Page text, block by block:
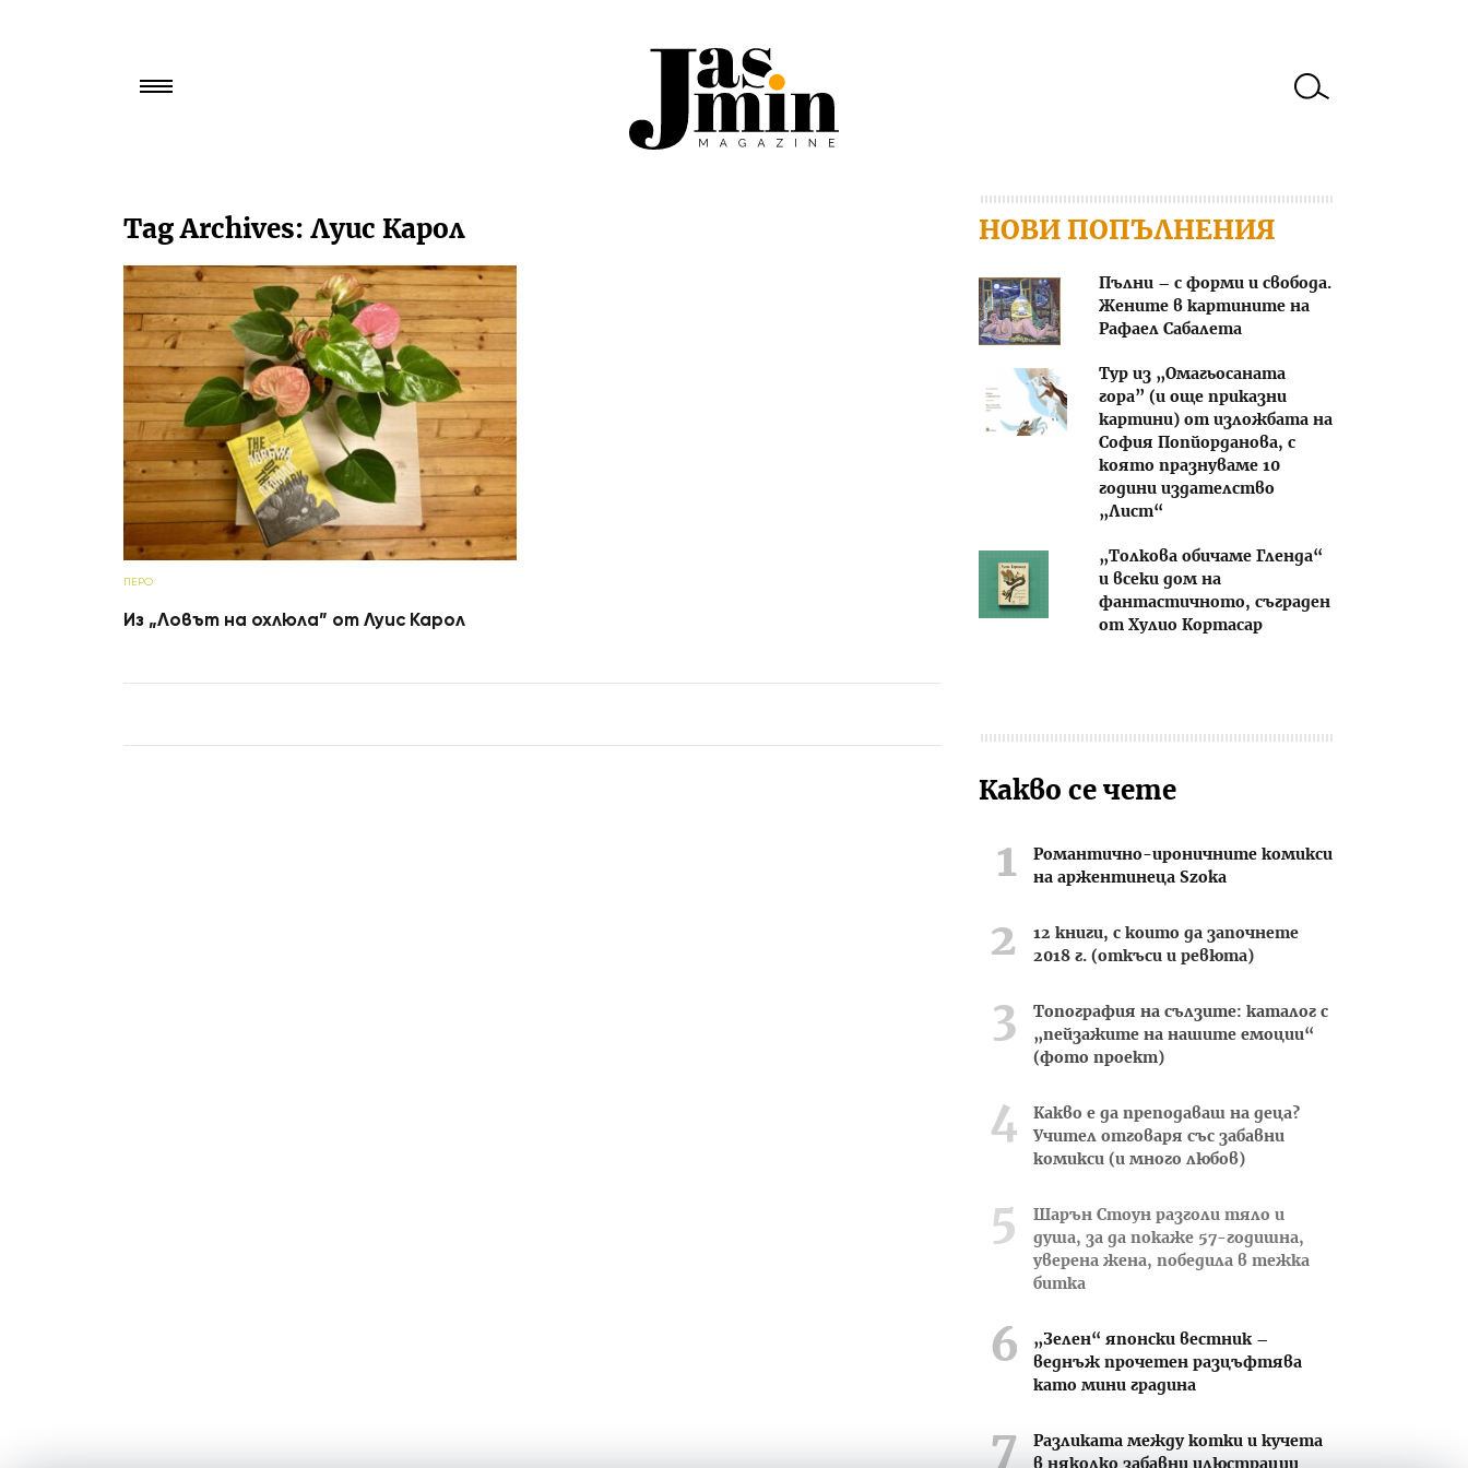
за:
Tag Archives: Луис Карол
ПЕРО
Из „Ловът на охлюла” от Луис Карол
НОВИ ПОПЪЛНЕНИЯ
Пълни – с форми и свобода.
Жените в картините на
Рафаел Сабалета
Тур из „Омагьосаната
гора” (и още приказни
картини) от изложбата на
София Попйорданова, с
която празнуваме 10
години издателство
„Лист“
„Толкова обичаме Гленда“
и всеки дом на
фантастичното, съграден
от Хулио Кортасар
Какво се чете
Романтично-ироничните комикси
на аржентинеца Szoka
12 книги, с които да започнете
2018 г. (откъси и ревюта)
Топография на сълзите: каталог с
„пейзажите на нашите емоции“
(фото проект)
Какво е да преподаваш на деца?
Учител отговаря със забавни
комикси (и много любов)
Шарън Стоун разголи тяло и
душа, за да покаже 57-годишна,
уверена жена, победила в тежка
битка
„Зелен“ японски вестник –
веднъж прочетен разцъфтява
като мини градина
Разликата между котки и кучета
в няколко забавни илюстрации